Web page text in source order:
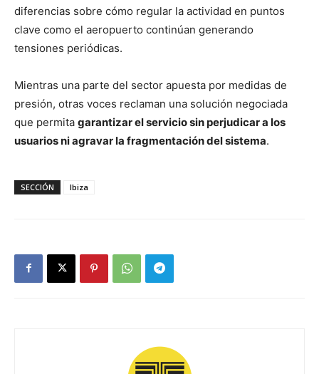
diferencias sobre cómo regular la actividad en puntos
clave como el aeropuerto continúan generando
tensiones periódicas.
Mientras una parte del sector apuesta por medidas de
presión, otras voces reclaman una solución negociada
que permita garantizar el servicio sin perjudicar a los
usuarios ni agravar la fragmentación del sistema.
SECCIÓN Ibiza